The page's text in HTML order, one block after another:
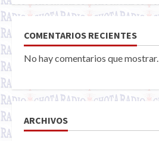
COMENTARIOS RECIENTES
No hay comentarios que mostrar.
ARCHIVOS